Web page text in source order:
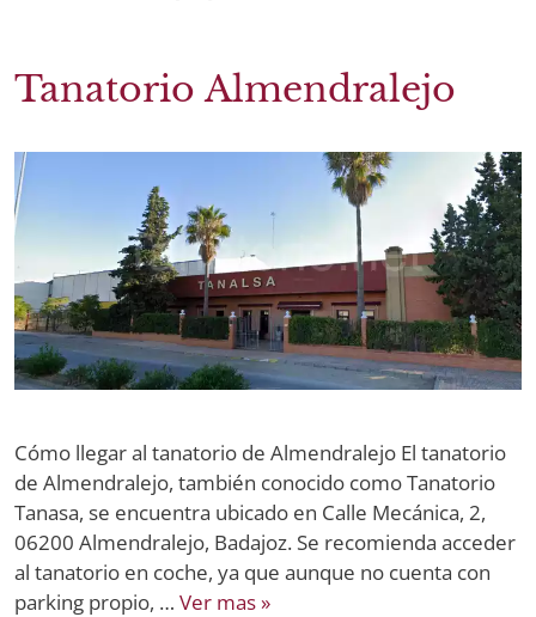
Tanatorio Almendralejo
Cómo llegar al tanatorio de Almendralejo El tanatorio
de Almendralejo, también conocido como Tanatorio
Tanasa, se encuentra ubicado en Calle Mecánica, 2,
06200 Almendralejo, Badajoz. Se recomienda acceder
al tanatorio en coche, ya que aunque no cuenta con
parking propio, … Ver mas »